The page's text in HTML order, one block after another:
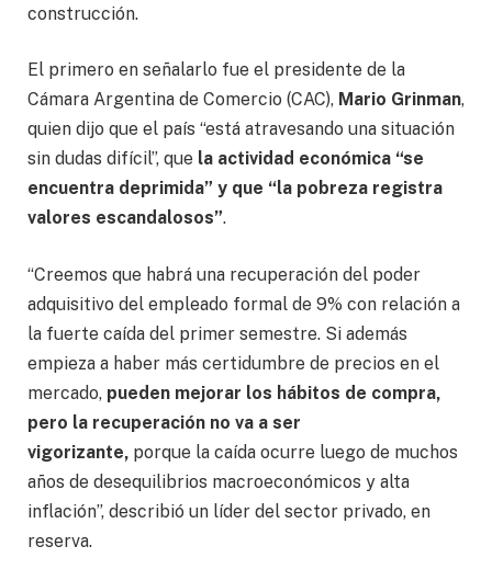
construcción.
El primero en señalarlo fue el presidente de la
Cámara Argentina de Comercio (CAC), Mario Grinman,
quien dijo que el país “está atravesando una situación
sin dudas difícil”, que la actividad económica “se
encuentra deprimida” y que “la pobreza registra
valores escandalosos”.
“Creemos que habrá una recuperación del poder
adquisitivo del empleado formal de 9% con relación a
la fuerte caída del primer semestre. Si además
empieza a haber más certidumbre de precios en el
mercado, pueden mejorar los hábitos de compra,
pero la recuperación no va a ser
vigorizante, porque la caída ocurre luego de muchos
años de desequilibrios macroeconómicos y alta
inflación”, describió un líder del sector privado, en
reserva.